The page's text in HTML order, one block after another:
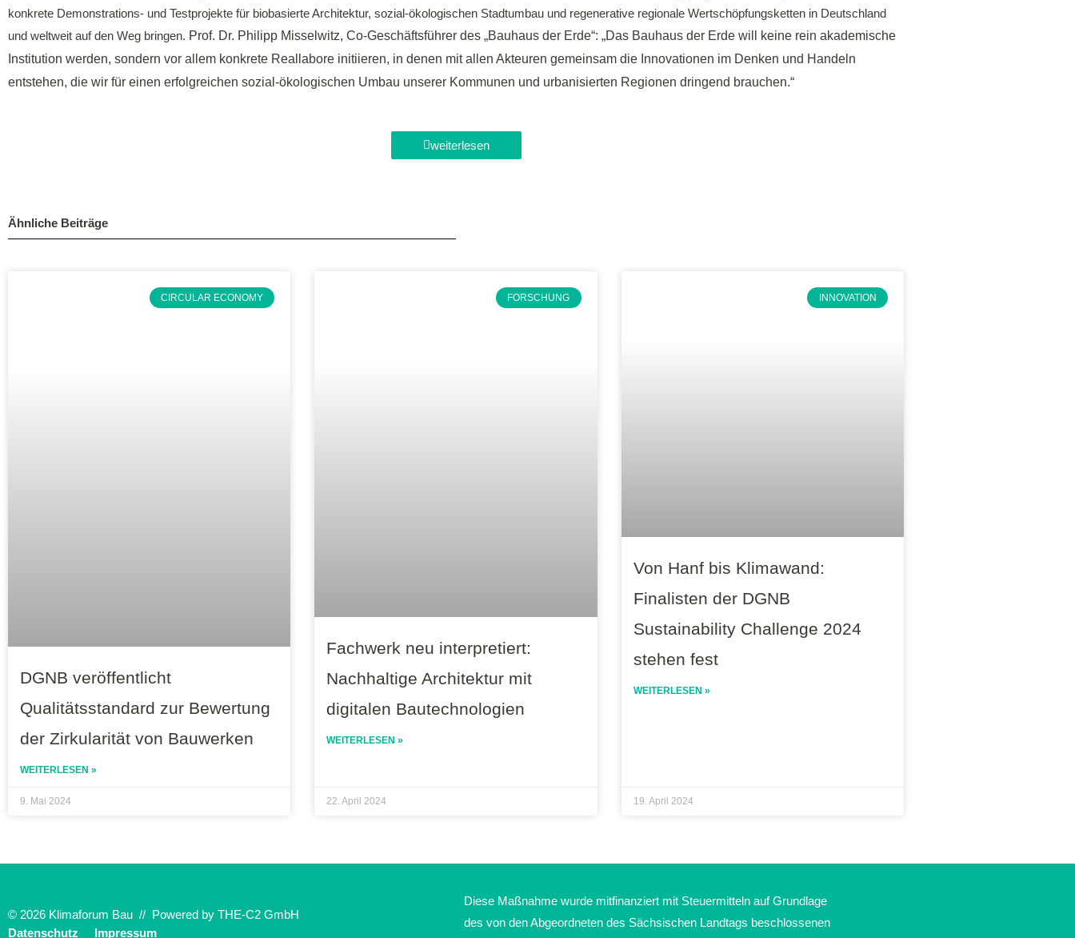
konkrete Demonstrations- und Testprojekte für biobasierte Architektur, sozial-ökologischen Stadtumbau und regenerative regionale Wertschöpfungsketten in Deutschland
und weltweit auf den Weg bringen. Prof. Dr. Philipp Misselwitz, Co-Geschäftsführer des „Bauhaus der Erde“: „Das Bauhaus der Erde will keine rein akademische
Institution werden, sondern vor allem konkrete Reallabore initiieren, in denen mit allen Akteuren gemeinsam die Innovationen im Denken und Handeln
entstehen, die wir für einen erfolgreichen sozial-ökologischen Umbau unserer Kommunen und urbanisierten Regionen dringend brauchen.“
weiterlesen
Ähnliche Beiträge
CIRCULAR ECONOMY
DGNB veröffentlicht
Qualitätsstandard zur Bewertung
der Zirkularität von Bauwerken
WEITERLESEN »
9. Mai 2024
FORSCHUNG
Fachwerk neu interpretiert:
Nachhaltige Architektur mit
digitalen Bautechnologien
WEITERLESEN »
22. April 2024
INNOVATION
Von Hanf bis Klimawand:
Finalisten der DGNB
Sustainability Challenge 2024
stehen fest
WEITERLESEN »
19. April 2024
© 2026 Klimaforum Bau // Powered by THE-C2 GmbH
Datenschutz
Impressum
Diese Maßnahme wurde mitfinanziert mit Steuermitteln auf Grundlage
des von den Abgeordneten des Sächsischen Landtags beschlossenen